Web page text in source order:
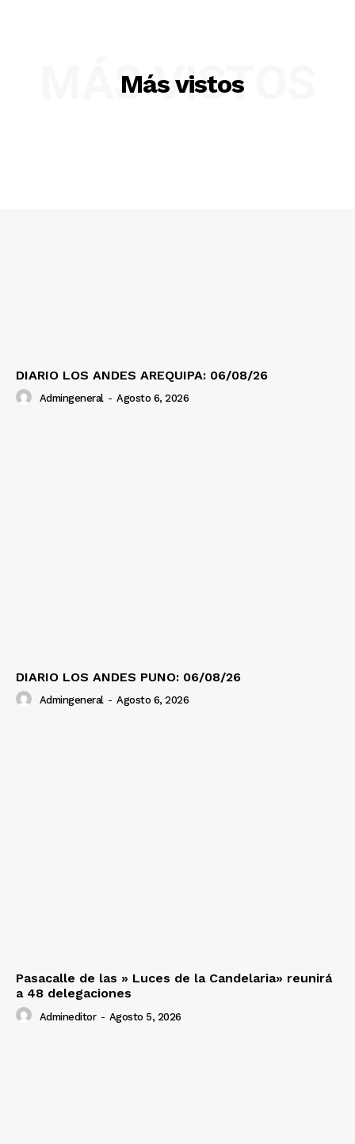
Más vistos
MÁS VISTOS
DIARIO LOS ANDES AREQUIPA: 06/08/26
Admingeneral - Agosto 6, 2026
DIARIO LOS ANDES PUNO: 06/08/26
Admingeneral - Agosto 6, 2026
Pasacalle de las » Luces de la Candelaria» reunirá
a 48 delegaciones
Admineditor - Agosto 5, 2026